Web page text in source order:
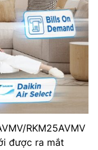
RKM25AVMV
được ra mắt